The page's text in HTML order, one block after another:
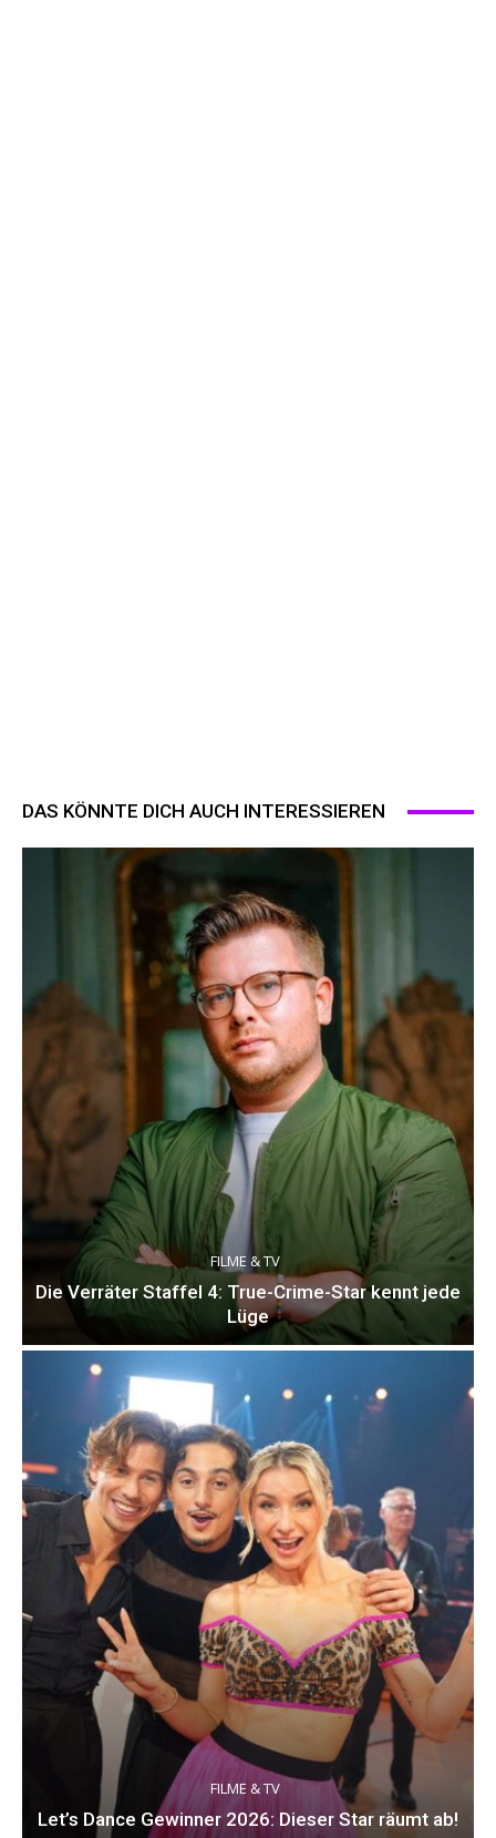
DAS KÖNNTE DICH AUCH INTERESSIEREN
FILME & TV
Die Verräter Staffel 4: True-Crime-Star kennt jede
Lüge
FILME & TV
Let’s Dance Gewinner 2026: Dieser Star räumt ab!